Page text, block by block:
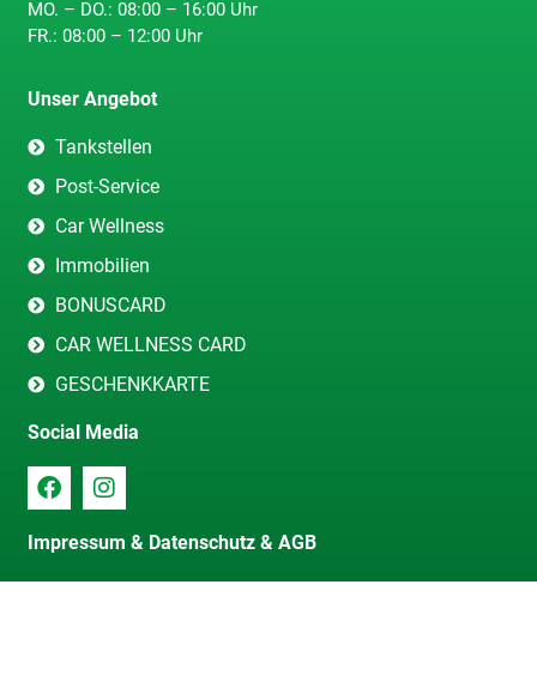
MO. – DO.: 08:00 – 16:00 Uhr
FR.: 08:00 – 12:00 Uhr
Unser Angebot
Tankstellen
Post-Service
Car Wellness
Immobilien
BONUSCARD
CAR WELLNESS CARD
GESCHENKKARTE
Social Media
Impressum & Datenschutz & AGB